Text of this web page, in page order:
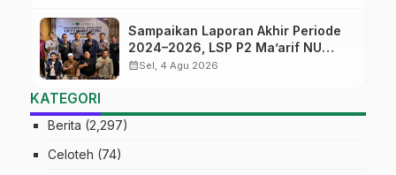
Sampaikan Laporan Akhir Periode
2024–2026, LSP P2 Ma’arif NU
Jateng Mantapkan Sinergi Link and
calendar_monthSel, 4 Agu 2026
KATEGORI
Berita (2,297)
Celoteh (74)